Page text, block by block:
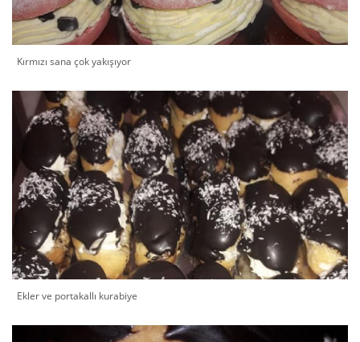
Kırmızı sana çok yakışıyor
Ekler ve portakallı kurabiye